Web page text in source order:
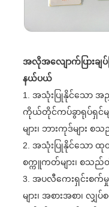
အလိုအလျောက်ပြားချ
နယ်ပယ်
1. အသုံးပြုနိုင်သော အ
ကိုယ်တိုင်ကပ်ခွာရုပ်ရှင်မ
များ၊ ဘားကုဒ်များ စ
2. အသုံးပြုနိုင်သော ထုတ်ကု
စက္ကူကတ်များ၊ စသည်
3. အပလီကေးရှင်းစက်မှု
များ၊ အစားအစာ၊ လျှပ်